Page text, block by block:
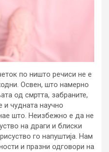
по ништо речиси не е
Освен, што намерно
од смртта, забраните,
и чудната научно
што. Неизбежно е да не
на драги и блиски
го напуштија. Нам
и празни одговори на